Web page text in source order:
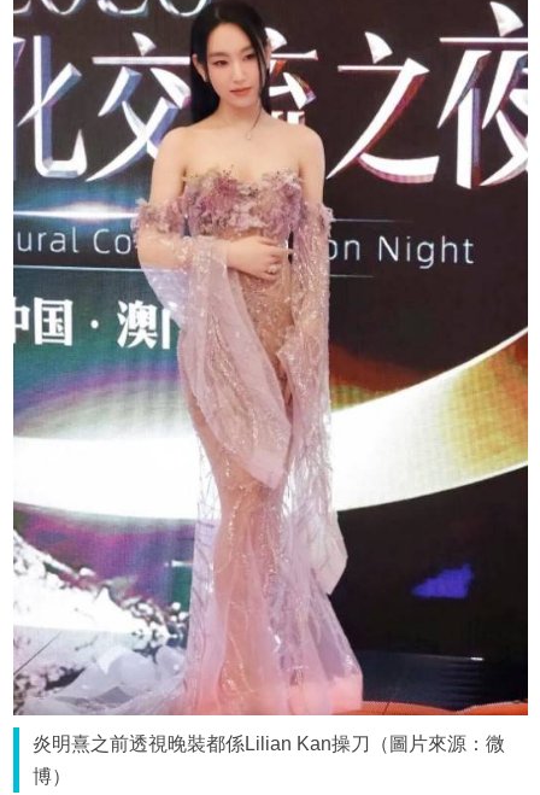
炎明熹之前透視晚裝都係Lilian Kan操刀（圖片來源：微
博）